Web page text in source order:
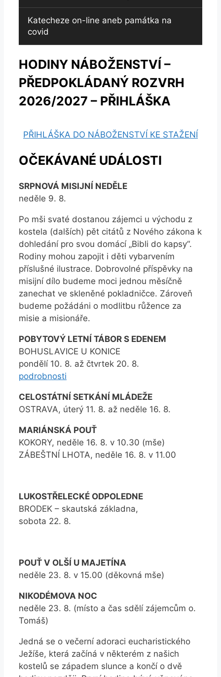
Katecheze on-line aneb památka na
covid
HODINY NÁBOŽENSTVÍ –
PŘEDPOKLÁDANÝ ROZVRH
2026/2027 – PŘIHLÁŠKA
PŘIHLÁŠKA DO NÁBOŽENSTVÍ KE STAŽENÍ
OČEKÁVANÉ UDÁLOSTI
SRPNOVÁ MISIJNÍ NEDĚLE
neděle 9. 8.
Po mši svaté dostanou zájemci u východu z
kostela (dalších) pět citátů z Nového zákona k
dohledání pro svou domácí „Bibli do kapsy“.
Rodiny mohou zapojit i děti vybarvením
příslušné ilustrace. Dobrovolné příspěvky na
misijní dílo budeme moci jednou měsíčně
zanechat ve skleněné pokladničce. Zároveň
budeme požádáni o modlitbu růžence za
misie a misionáře.
POBYTOVÝ LETNÍ TÁBOR S EDENEM
BOHUSLAVICE U KONICE
pondělí 10. 8. až čtvrtek 20. 8.
podrobnosti
CELOSTÁTNÍ SETKÁNÍ MLÁDEŽE
OSTRAVA, úterý 11. 8. až neděle 16. 8.
MARIÁNSKÁ POUŤ
KOKORY, neděle 16. 8. v 10.30 (mše)
ZÁBEŠTNÍ LHOTA, neděle 16. 8. v 11.00
LUKOSTŘELECKÉ ODPOLEDNE
BRODEK – skautská základna,
sobota 22. 8.
POUŤ V OLŠÍ U MAJETÍNA
neděle 23. 8. v 15.00 (děkovná mše)
NIKODÉMOVA NOC
neděle 23. 8. (místo a čas sdělí zájemcům o.
Tomáš)
Jedná se o večerní adoraci eucharistického
Ježíše, která začíná v některém z našich
kostelů se západem slunce a končí o dvě